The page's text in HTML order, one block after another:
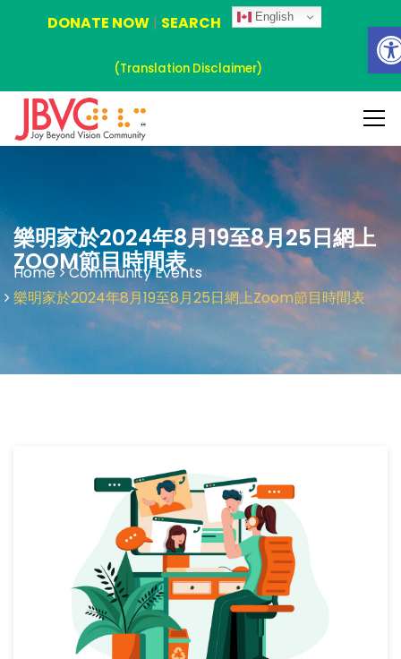
DONATE NOW| SEARCH English
(Translation Disclaimer)
樂明家於2024年8月19至8月25日網上
ZOOM節目時間表
Home
Community Events
樂明家於2024年8月19至8月25日網上Zoom節目時間表